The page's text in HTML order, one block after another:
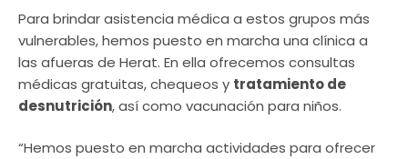
Para brindar asistencia médica a estos grupos más
vulnerables, hemos puesto en marcha una clínica a
las afueras de Herat. En ella ofrecemos consultas
médicas gratuitas, chequeos y tratamiento de
desnutrición, así como vacunación para niños.
“Hemos puesto en marcha actividades para ofrecer